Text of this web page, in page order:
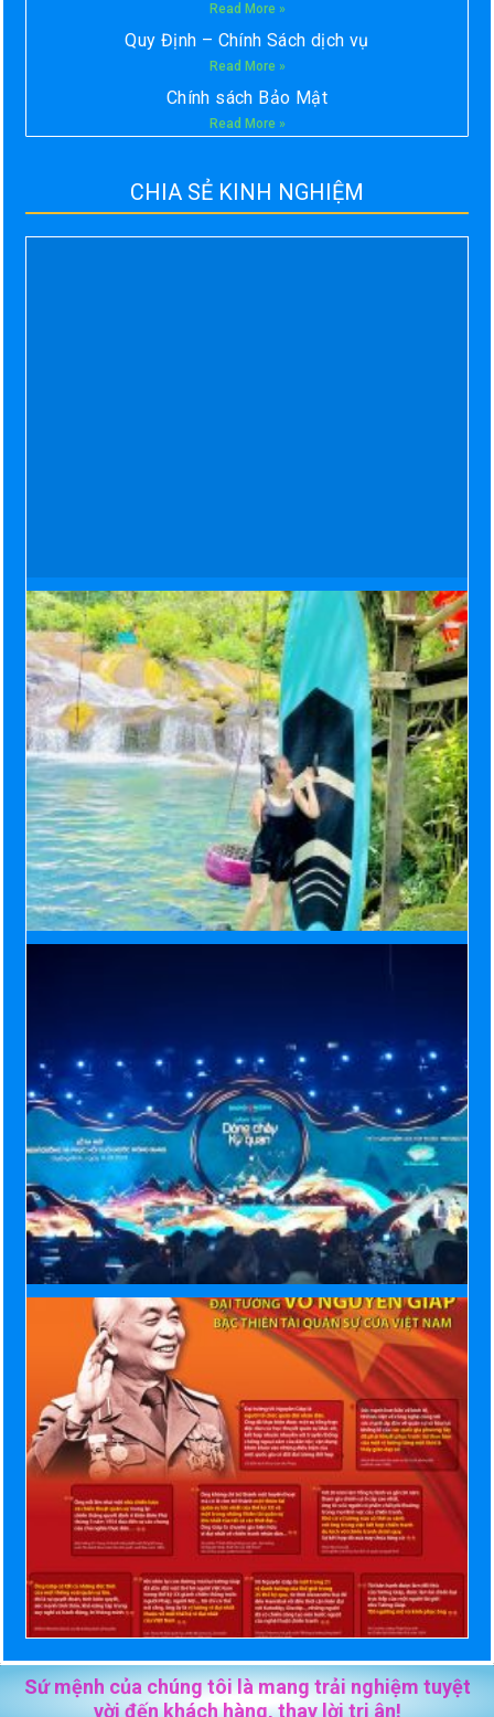
Read More »
Quy Định – Chính Sách dịch vụ
Read More »
Chính sách Bảo Mật
Read More »
CHIA SẺ KINH NGHIỆM
Sứ mệnh của chúng tôi là mang trải nghiệm tuyệt
vời đến khách hàng, thay lời tri ân!